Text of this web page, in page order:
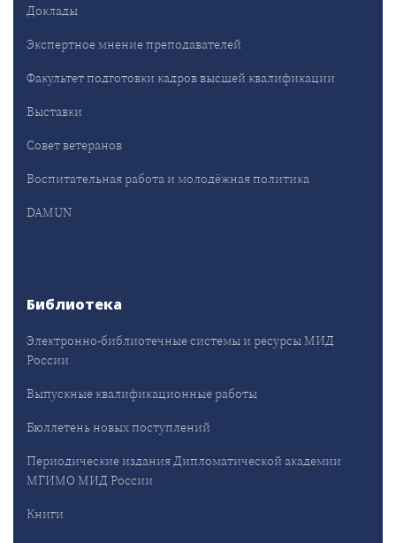
Доклады
Экспертное мнение преподавателей
Факультет подготовки кадров высшей квалификации
Выставки
Совет ветеранов
Воспитательная работа и молодёжная политика
DAMUN
Библиотека
Электронно-библиотечные системы и ресурсы МИД
России
Выпускные квалификационные работы
Бюллетень новых поступлений
Периодические издания Дипломатической академии
МГИМО МИД России
Книги